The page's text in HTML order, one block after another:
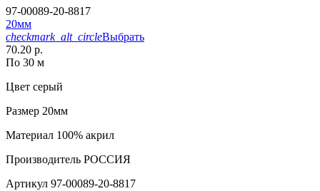
97-00089-20-8817
20мм
checkmark_alt_circleВыбрать
70.20 р.
По 30 м
Цвет серый
Размер 20мм
Материал 100% акрил
Производитель РОССИЯ
Артикул 97-00089-20-8817